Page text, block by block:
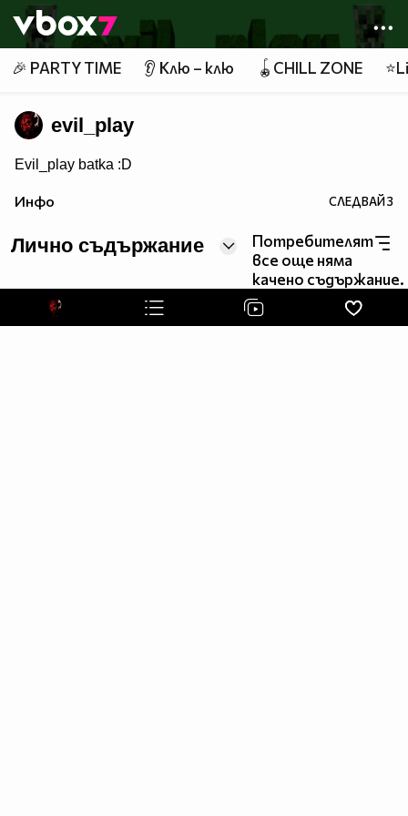
Member of
👾
🎉 PARTY TIME 👂 Клю – клю 🪀CHILL ZONE
evil_play
Evil_play batka :D
Инфо СЛЕДВАЙ3
Лично съдържание
Потребителят
все още няма
качено съдържание.